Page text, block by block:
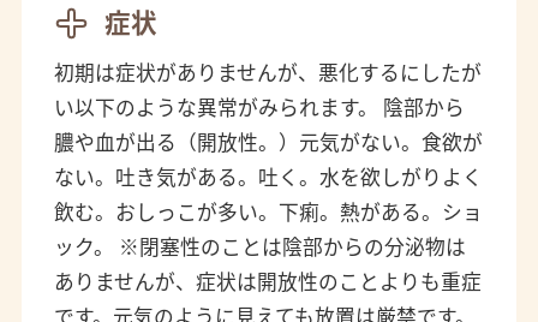
症状
初期は症状がありませんが、悪化するにしたが
い以下のような異常がみられます。 陰部から
膿や血が出る（開放性。）元気がない。食欲が
ない。吐き気がある。吐く。水を欲しがりよく
飲む。おしっこが多い。下痢。熱がある。ショ
ック。 ※閉塞性のことは陰部からの分泌物は
ありませんが、症状は開放性のことよりも重症
です。元気のように見えても放置は厳禁です。